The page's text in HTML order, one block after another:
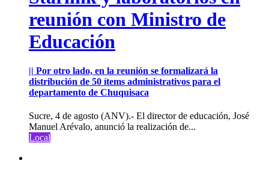
reunión con Ministro de
Educación
|| Por otro lado, en la reunión se formalizará la
distribución de 50 ítems administrativos para el
departamento de Chuquisaca
Sucre, 4 de agosto (ANV).- El director de educación, José
Manuel Arévalo, anunció la realización de...
Local